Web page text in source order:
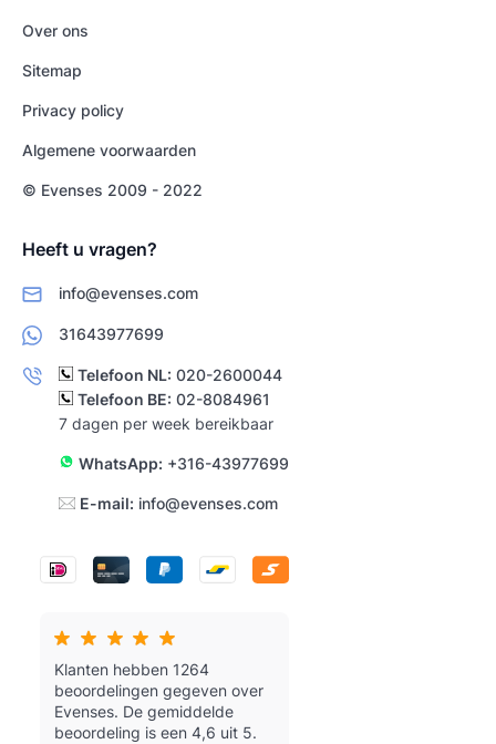
Over ons
Sitemap
Privacy policy
Algemene voorwaarden
© Evenses 2009 - 2022
Heeft u vragen?
info@evenses.com
31643977699
Telefoon NL: 020-2600044
Telefoon BE: 02-8084961
7 dagen per week bereikbaar
WhatsApp: +316-43977699
E-mail: info@evenses.com
Klanten hebben 1264
beoordelingen gegeven over
Evenses. De gemiddelde
beoordeling is een 4,6 uit 5.